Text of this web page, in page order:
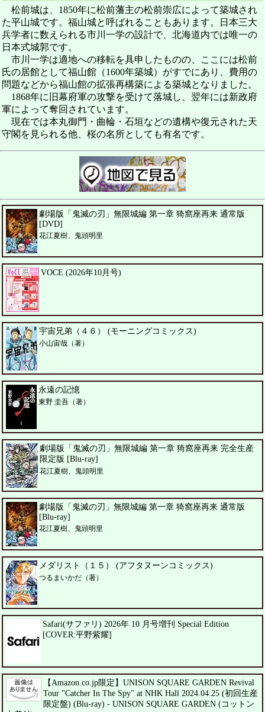
松前城は、1850年に松前藩主の松前崇広によって築城され
た平山城です。福山城と呼ばれることもあります。日本三大
兵学者に数えられる市川一学の設計で、北海道内では唯一の
日本式城郭です。
市川一学は適地への移転を具申したものの、ここには松前
氏の居館として福山館（1600年築城）がすでにあり、費用の
問題などから福山館の拡張再構築による築城となりました。
1868年に旧幕府軍の攻撃を受けて落城し、翌年には新政府
軍によって奪回されています。
現在では本丸御門・曲輪・石垣などの遺構や復元された天
守閣を見られる他、桜の名所としても有名です。
劇場版「鬼滅の刃」無限城編 第一章 猗窩座再来 通常版
[DVD]
花江夏樹、鬼頭明里
VOCE (2026年10月号)
宇宙兄弟（４６） (モーニングコミックス)
小山宙哉（著）
永遠の記憶
東野 圭吾（著）
劇場版「鬼滅の刃」無限城編 第一章 猗窩座再来 完全生産
限定版 [Blu-ray]
花江夏樹、鬼頭明里
劇場版「鬼滅の刃」無限城編 第一章 猗窩座再来 通常版
[Blu-ray]
花江夏樹、鬼頭明里
メダリスト（１５） (アフタヌーンコミックス)
つるまいかだ（著）
Safari(サファリ) 2026年 10 月号増刊 Special Edition
[COVER:平野紫耀]
【Amazon.co.jp限定】UNISON SQUARE GARDEN Revival
Tour "Catcher In The Spy" at NHK Hall 2024.04.25 (初回生産
限定盤) (Blu-ray) - UNISON SQUARE GARDEN (コットン